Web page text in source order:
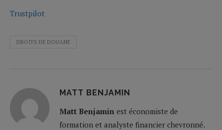
Trustpilot
DROITS DE DOUANE
MATT BENJAMIN
Matt Benjamin est économiste de
formation et analyste financier chevronné.